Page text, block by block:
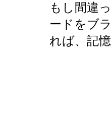
もし間違
ードをブ
れば、記